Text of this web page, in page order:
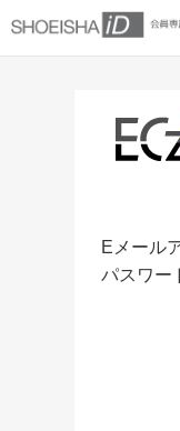
Eメール
パスワー